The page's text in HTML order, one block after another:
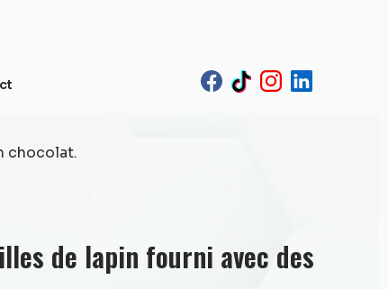
chocolat.
de lapin fourni avec des